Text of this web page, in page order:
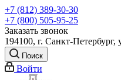
+7 (812) 389-30-30
+7 (800) 505-95-25
Заказать звонок
194100, г. Санкт-
Поиск
Войти